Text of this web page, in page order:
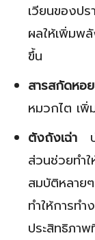
เวียนของป
ผลให้เพิ่มพ
ขึ้น
สารสกัดหอ
หมวกไต เพิ่
ตังถังเฉ่า
ส่วนช่วยท
สมบัติหลาย
ทำให้การทำ
ประสิทธิภ